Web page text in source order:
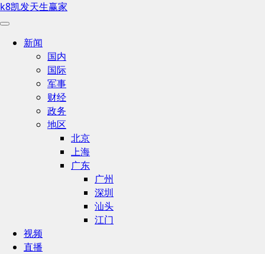
k8凯发天生赢家
新闻
国内
国际
军事
财经
政务
地区
北京
上海
广东
广州
深圳
汕头
江门
视频
直播